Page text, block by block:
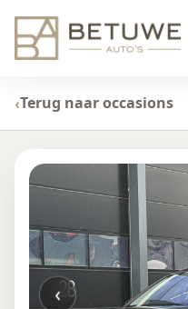
Terug naar occasions
‹